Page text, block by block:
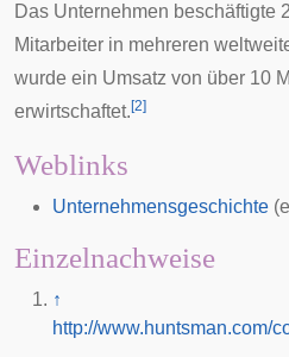
Das Unternehmen beschäftigte
Mitarbeiter in mehreren
wurde ein Umsatz von über 10
erwirtschaftet. [2]
Weblinks
Unternehmensgeschichte
Einzelnachweise
↑
http://www.huntsman.com/